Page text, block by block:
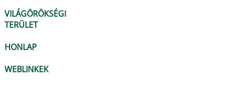
VILÁGÖRÖKSÉGI
TERÜLET
HONLAP
WEBLINKEK